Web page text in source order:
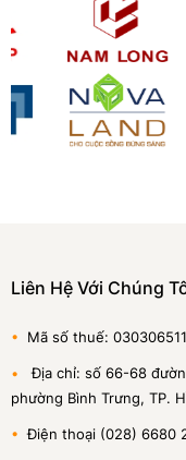
Liên Hệ Với Chúng
• Mã số thuế:
• Địa chỉ: số 66-68
phường Bình Trưng, TP.
• Điện thoại (028) 6680